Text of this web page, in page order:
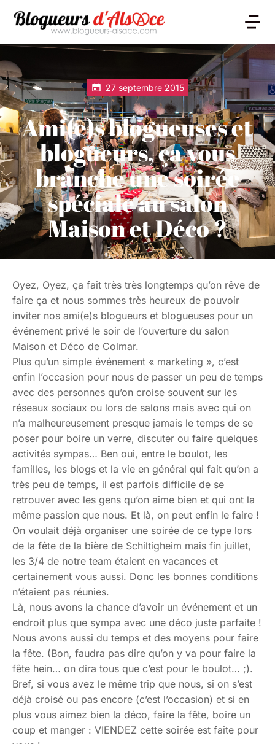
27 septembre 2015
Ami(e)s blogueuses et
blogueurs, ça vous
branche une soirée
spéciale au salon
Maison et Déco ?
Oyez, Oyez, ça fait très très longtemps qu’on rêve de
faire ça et nous sommes très heureux de pouvoir
inviter nos ami(e)s blogueurs et blogueuses pour un
événement privé le soir de l’ouverture du salon
Maison et Déco de Colmar.
Plus qu’un simple événement « marketing », c’est
enfin l’occasion pour nous de passer un peu de temps
avec des personnes qu’on croise souvent sur les
réseaux sociaux ou lors de salons mais avec qui on
n’a malheureusement presque jamais le temps de se
poser pour boire un verre, discuter ou faire quelques
activités sympas… Ben oui, entre le boulot, les
familles, les blogs et la vie en général qui fait qu’on a
très peu de temps, il est parfois difficile de se
retrouver avec les gens qu’on aime bien et qui ont la
même passion que nous. Et là, on peut enfin le faire !
On voulait déjà organiser une soirée de ce type lors
de la fête de la bière de Schiltigheim mais fin juillet,
les 3/4 de notre team étaient en vacances et
certainement vous aussi. Donc les bonnes conditions
n’étaient pas réunies.
Là, nous avons la chance d’avoir un événement et un
endroit plus que sympa avec une déco juste parfaite !
Nous avons aussi du temps et des moyens pour faire
la fête. (Bon, faudra pas dire qu’on y va pour faire la
fête hein… on dira tous que c’est pour le boulot… ;).
Bref, si vous avez le même trip que nous, si on s’est
déjà croisé ou pas encore (c’est l’occasion) et si en
plus vous aimez bien la déco, faire la fête, boire un
coup et manger : VIENDEZ cette soirée est faite pour